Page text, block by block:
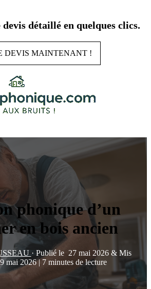
détaillé en quelques clics.
DEVIS MAINTENANT !
phonique d’un
en bois ancien
· Publié le 27 mai 2026 & Mis
mai 2026| 7 minutes de lecture